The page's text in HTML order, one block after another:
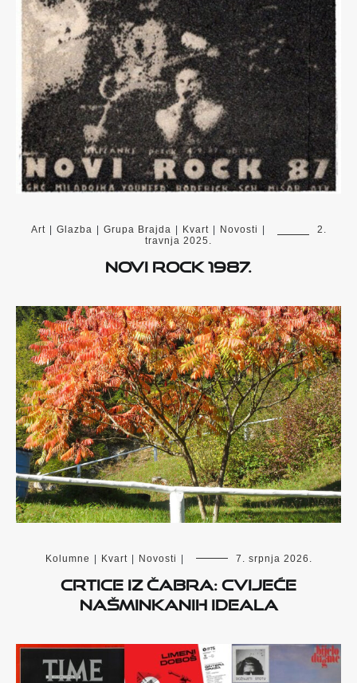
Art | Glazba | Grupa Brajda | Kvart | Novosti |
2.
travnja 2025.
Novi Rock 1987.
Kolumne | Kvart | Novosti | 7. srpnja 2026.
Crtice iz Čabra: Cvijeće
našminkanih ideala